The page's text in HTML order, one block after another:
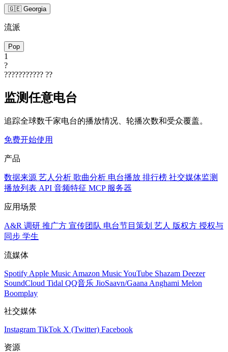
🇬🇪 Georgia
流派
Pop
1
?
??????????? ??
监测任意电台
追踪全球数千家电台的播放情况、轮播次数和受众覆盖。
免费开始使用
产品
数据来源 艺人分析 歌曲分析 电台播放 排行榜 社交媒体监测
播放列表 API 音频特征 MCP 服务器
应用场景
A&R 调研 推广方 宣传团队 电台节目策划 艺人 版权方 授权与
同步 学生
流媒体
Spotify Apple Music Amazon MusicYouTube Shazam Deezer
SoundCloud Tidal QQ音乐 JioSaavn/Gaana Anghami Melon
Boomplay
社交媒体
Instagram TikTok X (Twitter) Facebook
资源